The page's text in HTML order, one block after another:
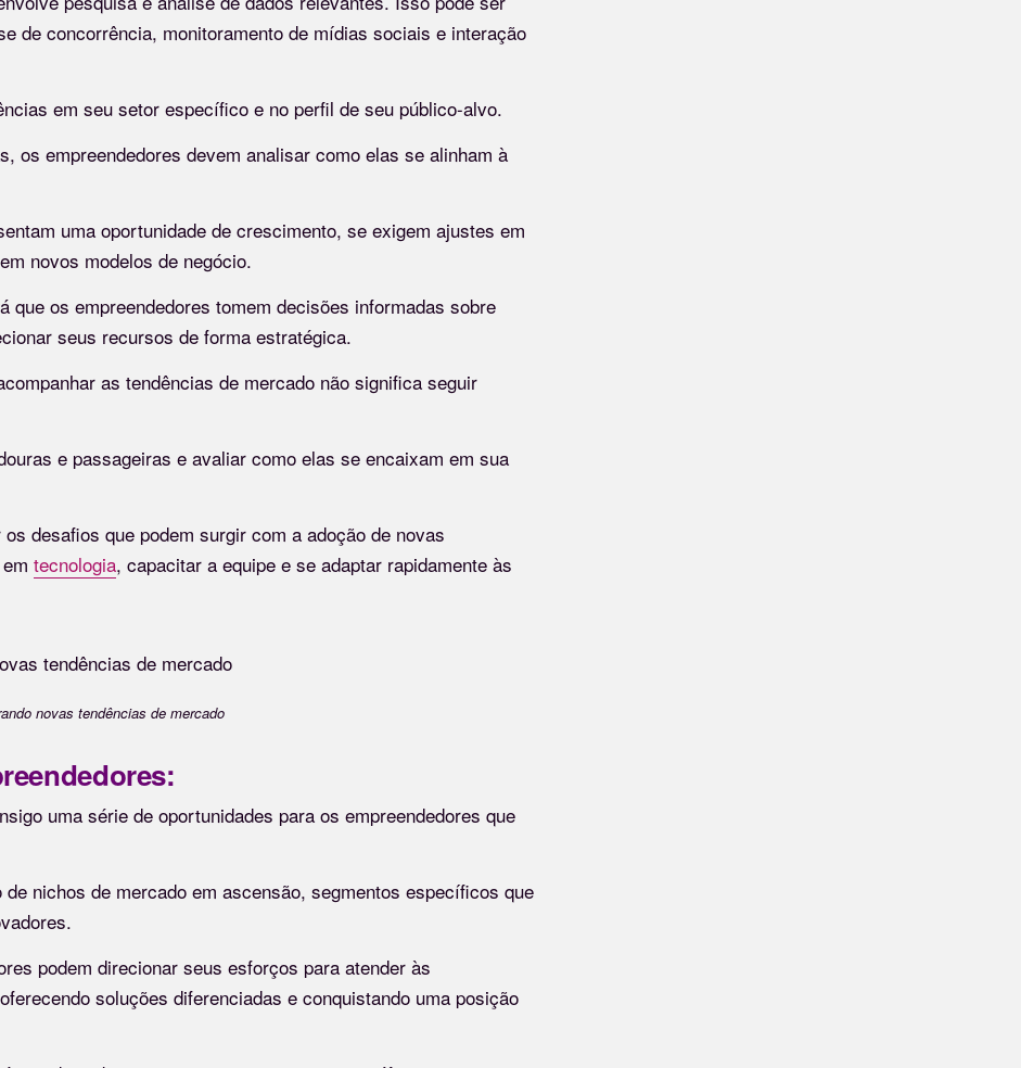
de concorrência, monitoramento de mídias sociais e interação
em seu setor específico e no perfil de seu público-alvo.
os empreendedores devem analisar como elas se alinham à
uma oportunidade de crescimento, se exigem ajustes em
novos modelos de negócio.
que os empreendedores tomem decisões informadas sobre
seus recursos de forma estratégica.
as tendências de mercado não significa seguir
e passageiras e avaliar como elas se encaixam em sua
desafios que podem surgir com a adoção de novas
tecnologia, capacitar a equipe e se adaptar rapidamente às
novas tendências de mercado
uma série de oportunidades para os empreendedores que
nichos de mercado em ascensão, segmentos específicos que
podem direcionar seus esforços para atender às
soluções diferenciadas e conquistando uma posição